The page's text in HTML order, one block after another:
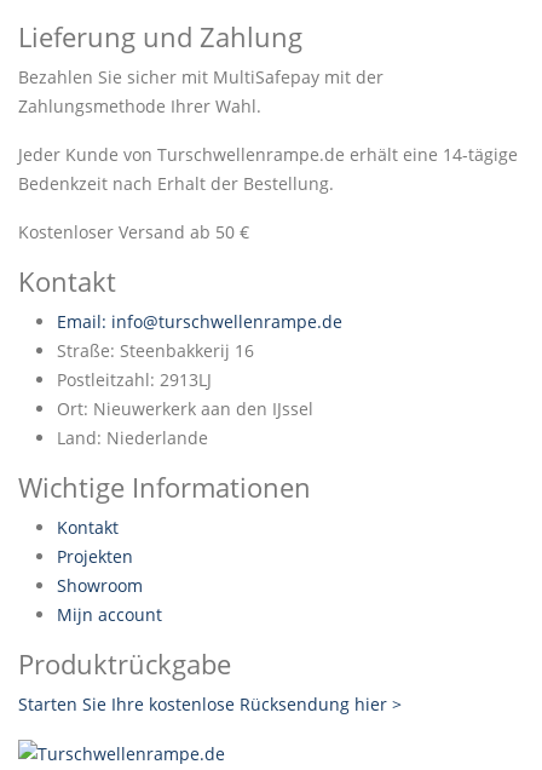
Lieferung und Zahlung
Bezahlen Sie sicher mit MultiSafepay mit der
Zahlungsmethode Ihrer Wahl.
Jeder Kunde von Turschwellenrampe.de erhält eine 14-tägige
Bedenkzeit nach Erhalt der Bestellung.
Kostenloser Versand ab 50 €
Kontakt
Email: info@turschwellenrampe.de
Straße: Steenbakkerij 16
Postleitzahl: 2913LJ
Ort: Nieuwerkerk aan den IJssel
Land: Niederlande
Wichtige Informationen
Kontakt
Projekten
Showroom
Mijn account
Produktrückgabe
Starten Sie Ihre kostenlose Rücksendung hier >